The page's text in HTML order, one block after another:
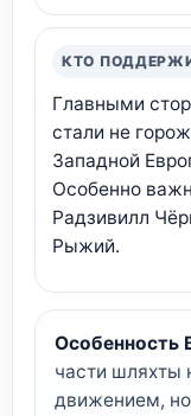
КТО
Главными
стали не
Западной
Особенно
Радзивилл
Рыжий.
Особенность
части шляхты
движением,